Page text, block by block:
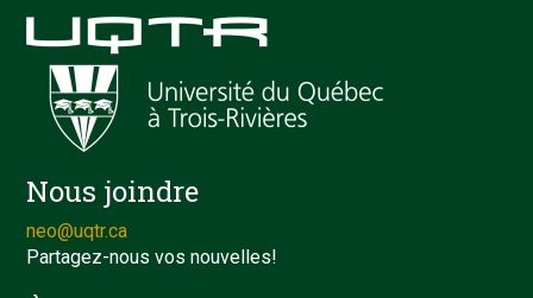
Nous joindre
neo@uqtr.ca
Partagez-nous vos nouvelles!